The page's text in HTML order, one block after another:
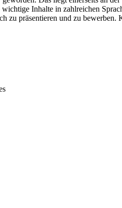
Inhalte in zahlreichen
zu präsentieren und zu